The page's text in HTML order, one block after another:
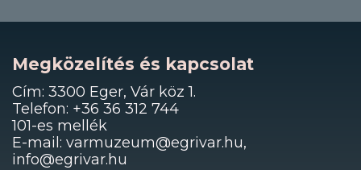
Megközelítés és kapcsolat
Cím: 3300 Eger, Vár köz 1.
Telefon: +36 36 312 744
101-es mellék
E-mail: varmuzeum@egrivar.hu,
info@egrivar.hu